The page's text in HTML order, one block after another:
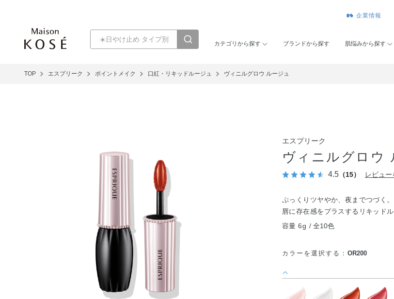
企業情報
カテゴリから探す ブランドから探す 肌悩みから探す
TOP エスプリーク ポイントメイク 口紅・リキッドルージュ ヴィニルグロウ ルージュ
エスプリーク
ヴィニルグロウ
4.5 （15） レビュー
ぷっくりツヤやか、夜までつづく。
唇に存在感をプラスするリキッドル
容量 6g
全10色
カラーを選択する： OR200